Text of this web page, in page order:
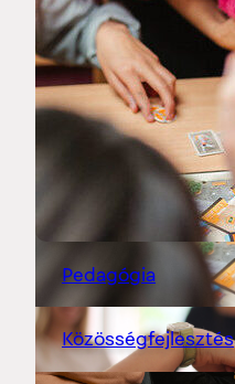
Pedagógia
Közösségfejlesztés